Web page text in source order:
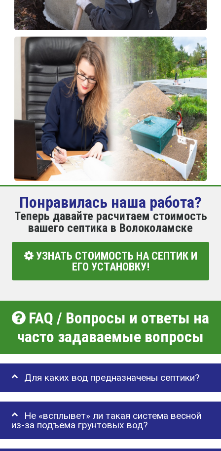
Понравилась наша работа?
Теперь давайте расчитаем стоимость
вашего септика в Волоколамске
УЗНАТЬ СТОИМОСТЬ НА СЕПТИК И
ЕГО УСТАНОВКУ!
FAQ / Вопросы и ответы на
часто задаваемые вопросы
Для каких вод предназначены септики?
Не «всплывет» ли такая система весной
из-за подъема грунтовых вод?